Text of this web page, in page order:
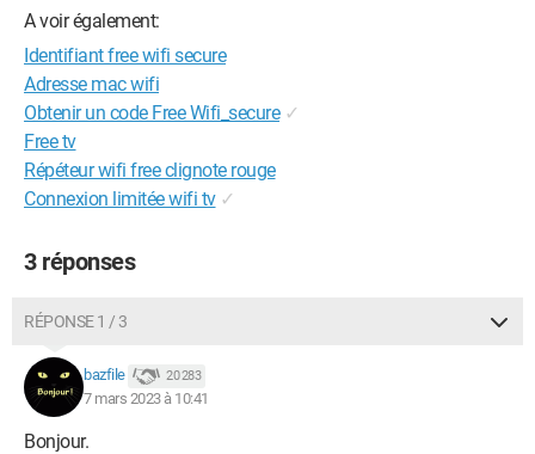
Merci d'avance
A voir également:
Identifiant free wifi secure
Adresse mac wifi
Obtenir un code Free Wifi_secure ✓
Free tv
Répéteur wifi free clignote rouge
Connexion limitée wifi tv ✓
3 réponses
RÉPONSE 1 / 3
bazfile 20 283
7 mars 2023 à 10:41
Bonjour.